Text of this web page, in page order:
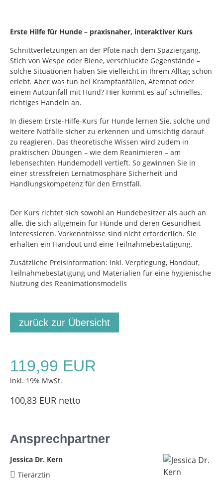
Erste Hilfe für Hunde – praxisnaher, interaktiver Kurs
Schnittverletzungen an der Pfote nach dem Spaziergang,
Stich von Wespe oder Biene, verschluckte Gegenstände –
solche Situationen haben Sie vielleicht in Ihrem Alltag schon
erlebt. Aber was tun bei Krampfanfällen, Atemnot oder
einem Autounfall mit Hund? Hier kommt es auf schnelles,
richtiges Handeln an.
In diesem Erste-Hilfe-Kurs für Hunde lernen Sie, solche und
weitere Notfälle sicher zu erkennen und umsichtig darauf
zu reagieren. Das theoretische Wissen wird zudem in
praktischen Übungen – wie dem Reanimieren – am
lebensechten Hundemodell vertieft. So gewinnen Sie in
einer stressfreien Lernatmosphäre Sicherheit und
Handlungskompetenz für den Ernstfall.
Der Kurs richtet sich sowohl an Hundebesitzer als auch an
alle, die sich allgemein für Hunde und deren Gesundheit
interessieren. Vorkenntnisse sind nicht erforderlich. Sie
erhalten ein Handout und eine Teilnahmebestätigung.
Zusätzliche Preisinformation: inkl. Verpflegung, Handout,
Teilnahmebestätigung und Materialien für eine hygienische
Nutzung des Reanimationsmodells
zurück zur Übersicht
119,99 EUR
inkl. 19% MwSt.
100,83 EUR netto
Ansprechpartner
Jessica Dr. Kern
Tierärztin